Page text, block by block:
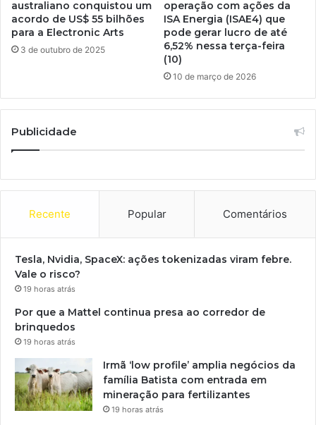
australiano conquistou um
acordo de US$ 55 bilhões
para a Electronic Arts
3 de outubro de 2025
operação com ações da
ISA Energia (ISAE4) que
pode gerar lucro de até
6,52% nessa terça-feira
(10)
10 de março de 2026
Publicidade
Recente Popular Comentários
Tesla, Nvidia, SpaceX: ações tokenizadas viram febre.
Vale o risco?
19 horas atrás
Por que a Mattel continua presa ao corredor de
brinquedos
19 horas atrás
Irmã ‘low profile’ amplia negócios da
família Batista com entrada em
mineração para fertilizantes
19 horas atrás